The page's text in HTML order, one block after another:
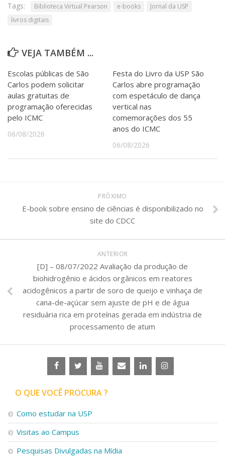
Tags: Biblioteca Virtual Pearson e-books
Jornal da USP
livros digitais
VEJA TAMBÉM ...
Escolas públicas de São
Carlos podem solicitar
aulas gratuitas de
programação oferecidas
pelo ICMC
06/08/2026
Festa do Livro da USP São
Carlos abre programação
com espetáculo de dança
vertical nas
comemorações dos 55
anos do ICMC
06/08/2026
PRÓXIMO
E-book sobre ensino de ciências é disponibilizado no
site do CDCC
ANTERIOR
[D] – 08/07/2022 Avaliação da produção de
biohidrogênio e ácidos orgânicos em reatores
acidogênicos a partir de soro de queijo e vinhaça de
cana-de-açúcar sem ajuste de pH e de água
residuária rica em proteínas gerada em indústria de
processamento de atum
O QUE VOCÊ PROCURA ?
Como estudar na USP
Visitas ao Campus
Pesquisas Divulgadas na Mídia